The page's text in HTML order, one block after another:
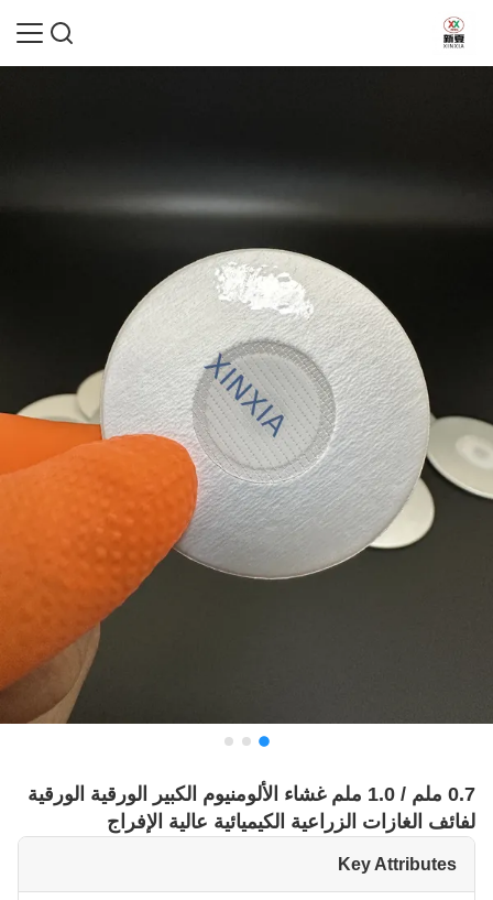
0.7 ملم / 1.0 ملم غشاء الألومنيوم الكبير الورقية الورقية
لفائف الغازات الزراعية الكيميائية عالية الإفراج
Key Attributes